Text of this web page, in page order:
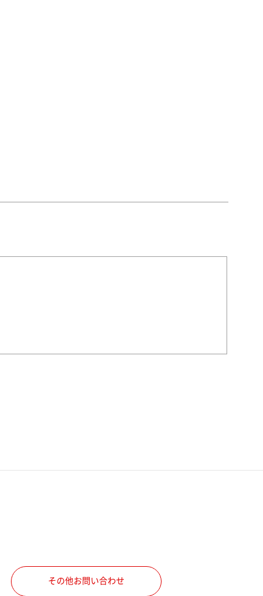
その他お問い合わせ